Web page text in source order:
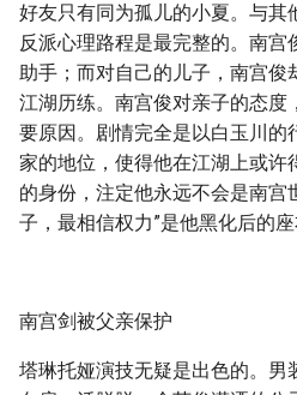
好友只有同为孤儿的小夏。与其
反派心理路程是最完整的。南宫
助手；而对自己的儿子，南宫俊
江湖历练。南宫俊对亲子的态度
要原因。剧情完全是以白玉川的
家的地位，使得他在江湖上或许
的身份，注定他永远不会是南宫
子，最相信权力”是他黑化后的座
南宫剑被父亲保护
塔琳托娅演技无疑是出色的。男